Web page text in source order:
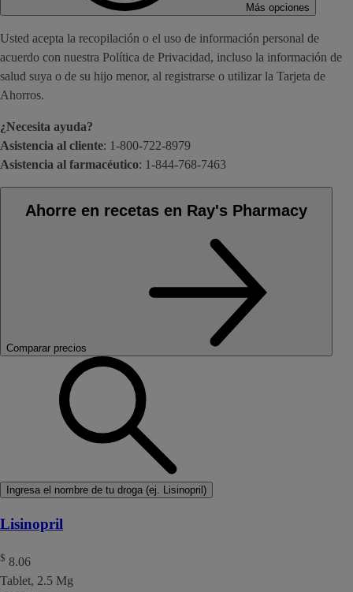
Más opciones
Usted acepta la recopilación o el uso de información personal de
acuerdo con nuestra Política de Privacidad, incluso la información de
salud suya o de su hijo menor, al registrarse o utilizar la Tarjeta de
Ahorros.
¿Necesita ayuda?
Asistencia al cliente: 1-800-722-8979
Asistencia al farmacéutico: 1-844-768-7463
Ahorre en recetas en Ray's Pharmacy
Comparar precios
Ingresa el nombre de tu droga (ej. Lisinopril)
Lisinopril
$ 8.06
Tablet, 2.5 Mg